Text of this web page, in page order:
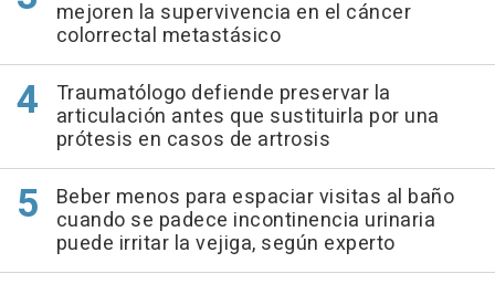
mejoren la supervivencia en el cáncer
colorrectal metastásico
Traumatólogo defiende preservar la
articulación antes que sustituirla por una
prótesis en casos de artrosis
Beber menos para espaciar visitas al baño
cuando se padece incontinencia urinaria
puede irritar la vejiga, según experto